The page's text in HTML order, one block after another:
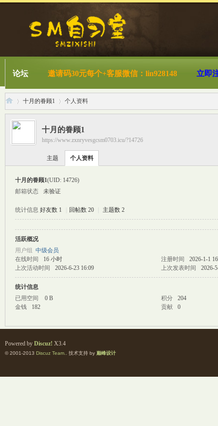
论坛 邀请码30元每个+客服微信：lin928148 立即
›
十月的眷顾1
›
个人资料
十月的眷顾1
https://www.zxnryvesgcsm0703.icu/?14726
主题 个人资料
十月的眷顾1(UID: 14726)
邮箱状态
未验证
统计信息 好友数 1 回帖数 20 主题数 2
活跃概况
用户组 中级会员
在线时间
16 小时 注册时间
2026-1-1
上次活动时间
2026-6-23 16:09 上次发表时间 2026-
统计信息
已用空间
0 B 积分
204
金钱
182 贡献 0
Powered by Discuz! X3.4
© 2001-2013 Discuz Team. . 技术支持 by 巅峰设计